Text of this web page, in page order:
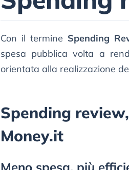
Con il termine Spending
spesa pubblica volta a
orientata alla realizzazione
Spending
Money.it
Meno spesa, più